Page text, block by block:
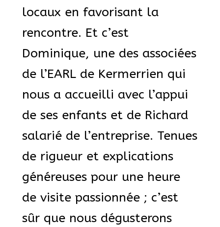
locaux en favorisant la
rencontre. Et c’est
Dominique, une des associées
de l’EARL de Kermerrien qui
nous a accueilli avec l’appui
de ses enfants et de Richard
salarié de l’entreprise. Tenues
de rigueur et explications
généreuses pour une heure
de visite passionnée ; c’est
sûr que nous dégusterons